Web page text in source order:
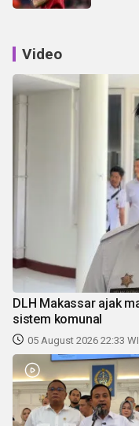
Video
DLH Makassar ajak
sistem komunal
05 August 2026 22:33